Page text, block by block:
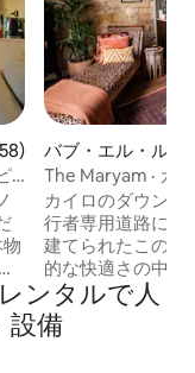
件、5つ星中4.96つ
バブ・エル・ルー
ョン・アパート
The Maryam · カ
る旧世界の魅力
カイロのダウンタ
行者専用道路に面
建てられたこの魅
的な快適さの中で
う。 アンティーク、ヴィンテージ、手作
りの家具、テキス
洗練された調和を
ンタルで人
設備